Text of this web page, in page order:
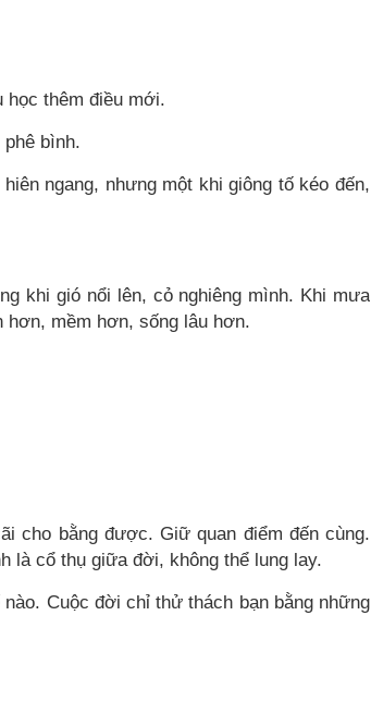
học thêm điều mới.
bình.
ngang, nhưng một khi giông tố kéo đến,
khi gió nổi lên, cỏ nghiêng mình. Khi mưa
hơn, mềm hơn, sống lâu hơn.
cho bằng được. Giữ quan điểm đến cùng.
là cổ thụ giữa đời, không thể lung lay.
Cuộc đời chỉ thử thách bạn bằng những